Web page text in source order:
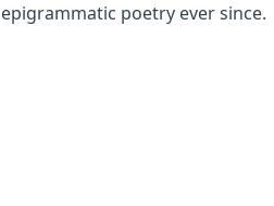
epigrammatic poetry ever since.